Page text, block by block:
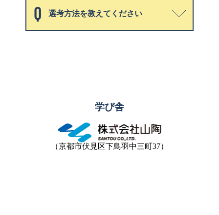
選考方法を教えてください
学び舎
（京都市伏見区下鳥羽中三町37）